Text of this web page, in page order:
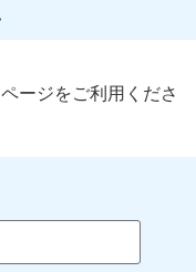
ージをご利用くださ